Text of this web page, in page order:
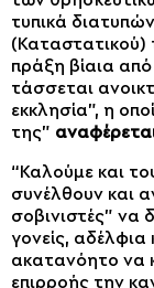
τυπικά
(Καταστατικού)
πράξη βίαια
τάσσεται
εκκλησία”, η
της”
“Καλούμε και
συνέλθουν και
σοβινιστές”
γονείς, αδέλφια
ακατανόητο να
επιρροής την